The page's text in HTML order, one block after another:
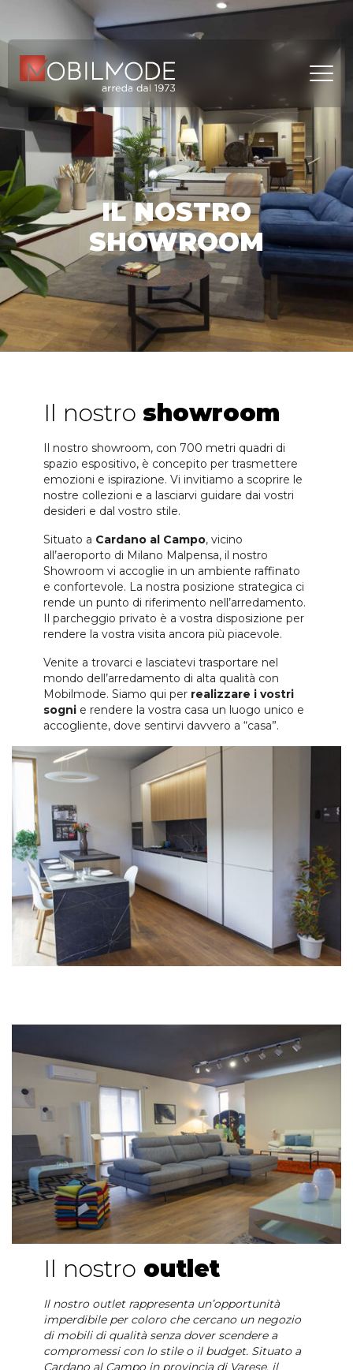
IL NOSTRO
SHOWROOM
Il nostro showroom
Il nostro showroom, con 700 metri quadri di
spazio espositivo, è concepito per trasmettere
emozioni e ispirazione. Vi invitiamo a scoprire le
nostre collezioni e a lasciarvi guidare dai vostri
desideri e dal vostro stile.
Situato a Cardano al Campo, vicino
all’aeroporto di Milano Malpensa, il nostro
Showroom vi accoglie in un ambiente raffinato
e confortevole. La nostra posizione strategica ci
rende un punto di riferimento nell’arredamento.
Il parcheggio privato è a vostra disposizione per
rendere la vostra visita ancora più piacevole.
Venite a trovarci e lasciatevi trasportare nel
mondo dell’arredamento di alta qualità con
Mobilmode. Siamo qui per realizzare i vostri
sogni e rendere la vostra casa un luogo unico e
accogliente, dove sentirvi davvero a “casa”.
Il nostro outlet
Il nostro outlet rappresenta un’opportunità
imperdibile per coloro che cercano un negozio
di mobili di qualità senza dover scendere a
compromessi con lo stile o il budget. Situato a
Cardano al Campo in provincia di Varese, il